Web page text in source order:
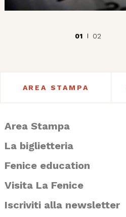
01 02
AREA STAMPA
Area Stampa
La biglietteria
Fenice education
Visita La Fenice
Iscriviti alla newsletter